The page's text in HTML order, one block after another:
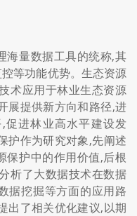
海量数据工具的统称,其
等功能优势。生态资源
术应用于林业生态资源
展提供新方向和路径,进
促进林业高水平建设发
护作为研究对象,先阐述
保护中的作用价值,后根
析了大数据技术在数据
据挖掘等方面的应用路
出了相关优化建议,以期